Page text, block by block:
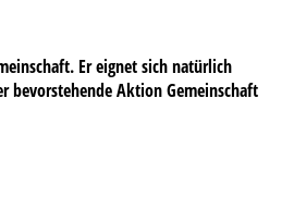
Er eignet sich natürlich
bevorstehende Aktion Gemeinschaft